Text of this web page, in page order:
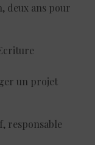
deux ans pour
un projet
responsable